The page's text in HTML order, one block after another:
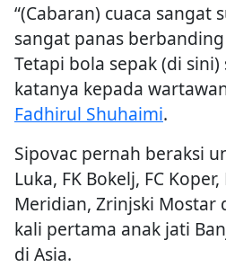
“(Cabaran) cuaca sangat
sangat panas
Tetapi bola sepak (di sini)
katanya kepada
Fadhirul Shuhaimi.
Sipovac pernah beraksi
Luka, FK Bokelj, FC
Meridian, Zrinjski Mostar
kali pertama anak jati
di Asia.